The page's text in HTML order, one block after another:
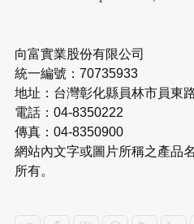
地址：台灣彰化縣員林市員東
電話：04-8350222
傳真：04-8350900
網站內文字或圖片所稱之產品
所有。